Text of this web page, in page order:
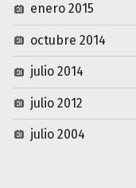
enero 2015
octubre 2014
julio 2014
julio 2012
julio 2004